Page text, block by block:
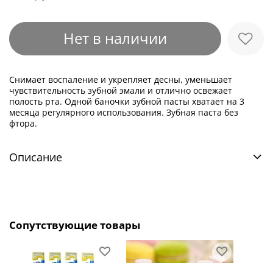
Нет в наличии
Снимает воспаление и укрепляет десны, уменьшает
чувствительность зубной эмали и отлично освежает
полость рта. Одной баночки зубной пасты хватает на 3
месяца регулярного использования. Зубная паста без
фтора.
Описание
Сопутствующие товары